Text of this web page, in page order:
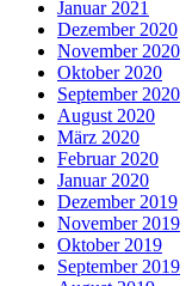
Januar 2021
Dezember 2020
November 2020
Oktober 2020
September 2020
August 2020
März 2020
Februar 2020
Januar 2020
Dezember 2019
November 2019
Oktober 2019
September 2019